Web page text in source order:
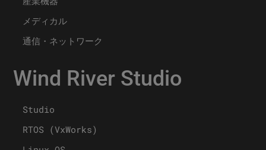
メディカル
通信・ネットワーク
Wind River Studio
Studio
RTOS (VxWorks)